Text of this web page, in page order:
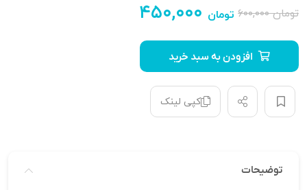
۶۰۰,۰۰۰تومان ۴۵۰,۰۰۰ تومان
افزودن به سبد خرید
کپی لینک
توضیحات